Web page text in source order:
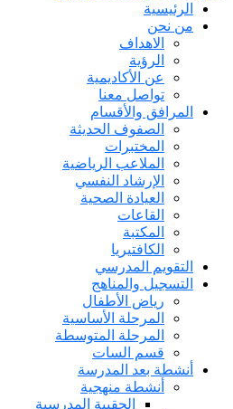
الرئيسية
من نحن
الاهداف
الرؤية
عن الأكاديمية
تواصل معنا
المرافق والأقسام
الصفوف الحديثة
المختبرات
الملاعب الرياضية
الإرشاد النفسي
العيادة الصحية
القاعات
المكتبة
الكافتيريا
التقويم المدرسي
التسجيل والمناهج
رياض الأطفال
المرحلة الأساسية
المرحلة المتوسطة
قسم السات
أنشطة بعد المدرسة
أنشطة منهجية
الحقيبة المدرسية